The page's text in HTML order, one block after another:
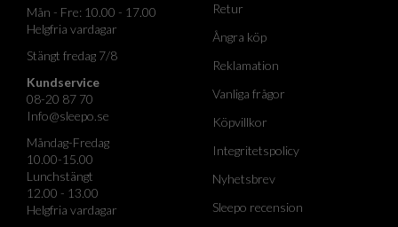
Mån - Fre: 10.00 - 17.00
Helgfria vardagar
Stängt fredag 7/8
Kundservice
08-20 87 70
Info@sleepo.se
Måndag-Fredag
10.00-15.00
Lunchstängt
12.00 - 13.00
Helgfria vardagar
Retur
Ångra köp
Reklamation
Vanliga frågor
Köpvillkor
Integritetspolicy
Nyhetsbrev
Sleepo recension